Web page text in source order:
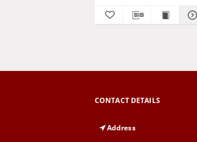
CONTACT DETAILS
Address